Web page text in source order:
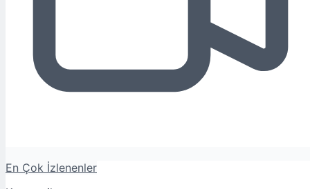
En Çok İzlenenler